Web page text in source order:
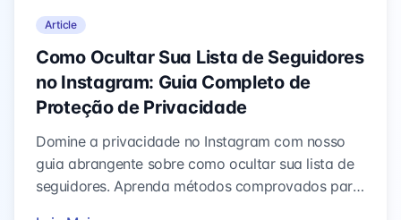
Article
Como Ocultar Sua Lista de Seguidores
no Instagram: Guia Completo de
Proteção de Privacidade
Domine a privacidade no Instagram com nosso
guia abrangente sobre como ocultar sua lista de
seguidores. Aprenda métodos comprovados para